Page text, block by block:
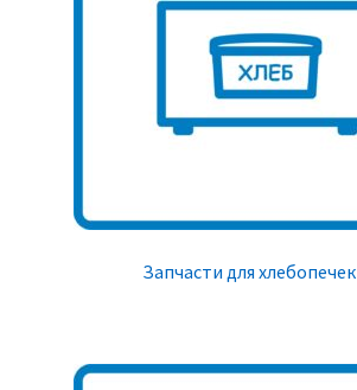
Запчасти для хлебопечек